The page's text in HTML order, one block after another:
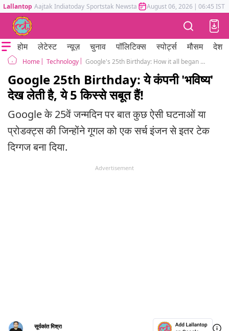
Lallantop Aajtak Indiatoday Sportstak Newstak Mumbai Tak Astrotak
August 06, 2026 | 06:45 IST
होम लेटेस्ट न्यूज़ चुनाव पॉलिटिक्स स्पोर्ट्स मौसम देश
Home Technology Google's 25th Birthday: How it all began and some fascinating facts you need to know
Google 25th Birthday: ये कंपनी 'भविष्य'
देख लेती है, ये 5 किस्से सबूत हैं!
Google के 25वें जन्मदिन पर बात कुछ ऐसी घटनाओं या
प्रोडक्ट्स की जिन्होंने गूगल को एक सर्च इंजन से इतर टेक
दिग्गज बना दिया.
Advertisement
सूर्यकांत मिश्रा